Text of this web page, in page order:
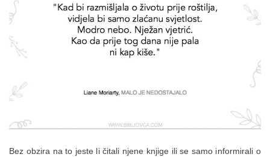
Bez obzira na to jeste li čitali njene knjige ili se samo informirali o